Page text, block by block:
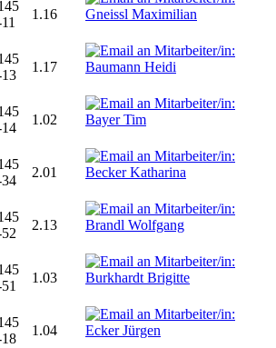
1.16
1.17
1.02
2.01
2.13
1.03
1.04